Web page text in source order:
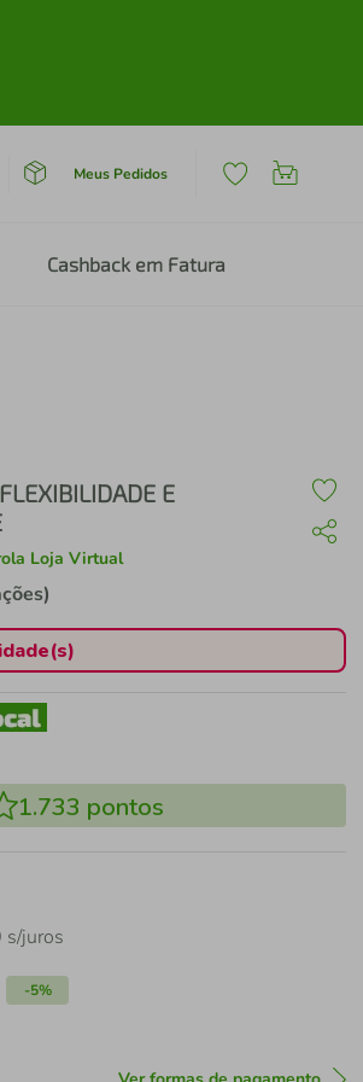
Meus Pedidos
Cashback em Fatura
E
Loja Virtual
1.733 pontos
s/juros
-5%